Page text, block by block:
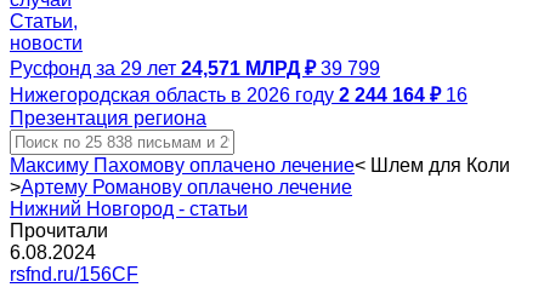
Статьи,
новости
Русфонд за 29 лет 24,571 МЛРД ₽ 39 799
Нижегородская область в 2026 году 2 244 164 ₽ 16
Презентация региона
Максиму Пахомову оплачено лечение< Шлем для Коли
>Артему Романову оплачено лечение
Нижний Новгород - статьи
Прочитали
6.08.2024
rsfnd.ru/156CF